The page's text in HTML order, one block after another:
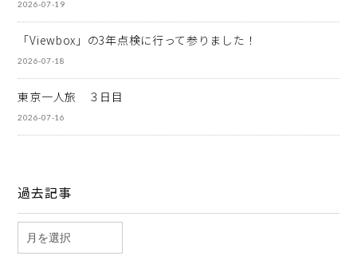
2026-07-19
「Viewbox」の3年点検に行って参りました！
2026-07-18
東京一人旅 ３日目
2026-07-16
過去記事